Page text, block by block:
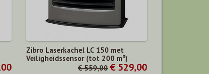
Zibro Laserkachel LC 150 met
Veiligheidssensor (tot 200 m³)
€ 559,00 € 529,00